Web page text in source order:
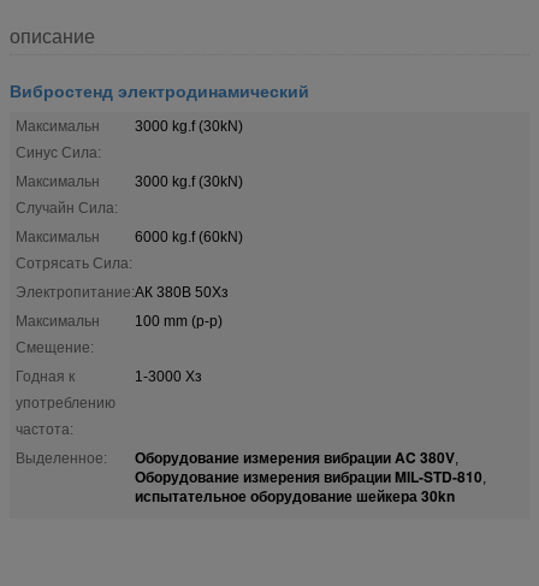
описание
Вибростенд электродинамический
Максимальн
Синус Сила:
3000 kg.f (30kN)
Максимальн
Случайн Сила:
3000 kg.f (30kN)
Максимальн
Сотрясать Сила:
6000 kg.f (60kN)
Электропитание:АК 380В 50Хз
Максимальн
Смещение:
100 mm (p-p)
Годная к
употреблению
частота:
1-3000 Хз
Выделенное: Оборудование измерения вибрации AC 380V,
Оборудование измерения вибрации MIL-STD-810,
испытательное оборудование шейкера 30kn